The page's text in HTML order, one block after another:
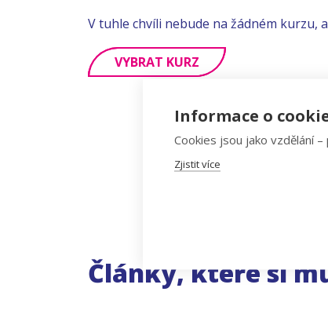
V tuhle chvíli nebude na žádném kurzu,
VYBRAT KURZ
Články, které si
Informace o
Cookies jsou jako vzdělání –
Zjistit více